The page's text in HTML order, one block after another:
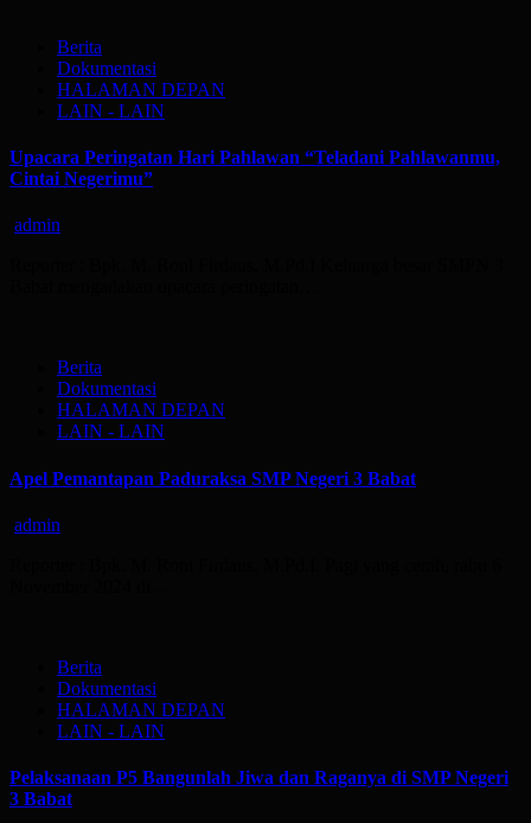
Berita
Dokumentasi
HALAMAN DEPAN
LAIN - LAIN
Upacara Peringatan Hari Pahlawan “Teladani Pahlawanmu,
Cintai Negerimu”
admin
Berita
Dokumentasi
HALAMAN DEPAN
LAIN - LAIN
Apel Pemantapan Paduraksa SMP Negeri 3 Babat
admin
Berita
Dokumentasi
HALAMAN DEPAN
LAIN - LAIN
Pelaksanaan P5 Bangunlah Jiwa dan Raganya di SMP Negeri
3 Babat